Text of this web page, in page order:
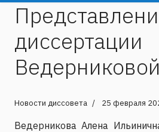
диссертации
Новости диссовета 25 февраля
Ведерникова Алена